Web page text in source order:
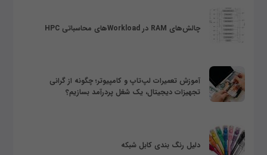
چالش‌های RAM در Workloadهای محاسباتی HPC
آموزش تعمیرات لپ‌تاپ و کامپیوتر؛ چگونه از گرانی
تجهیزات دیجیتال، یک شغل پردرآمد بسازیم؟
دلیل رنگ بندی کابل شبکه